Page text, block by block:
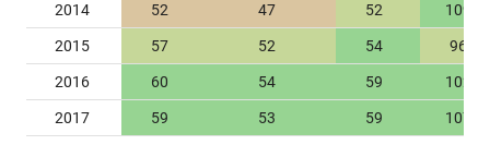
2014 52 47 52 109
2015 57 52 54 96
2016 60 54 59 102
2017 59 53 59 107